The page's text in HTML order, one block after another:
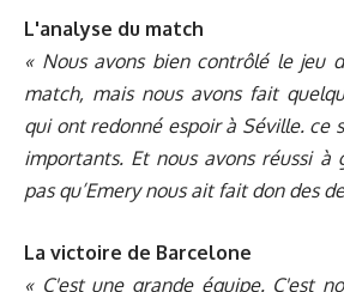
L'analyse du match
« Nous avons bien contrôlé le jeu
match, mais nous avons fait
qui ont redonné espoir à Séville. ce
importants. Et nous avons réussi à
pas qu’Emery nous ait fait don des
La victoire de Barcelone
« C'est une grande équipe. C'est